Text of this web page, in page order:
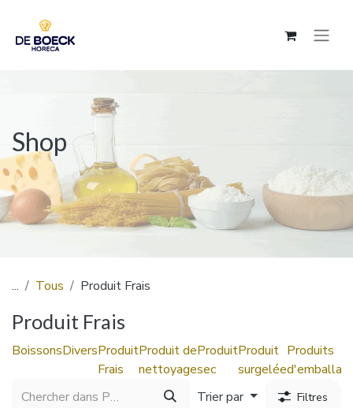
Shop
... Tous Produit Frais
Produit Frais
BoissonsDiversProduit
Frais
Produit de
nettoyage
Produit
sec
Produit
surgelée
Produits
Trier par
Filtres